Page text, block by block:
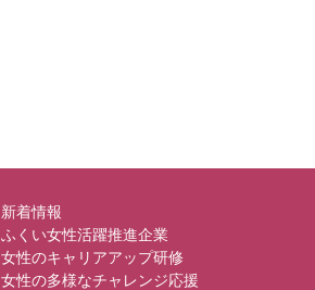
新着情報
ふくい女性活躍推進企業
女性のキャリアアップ研修
女性の多様なチャレンジ応援